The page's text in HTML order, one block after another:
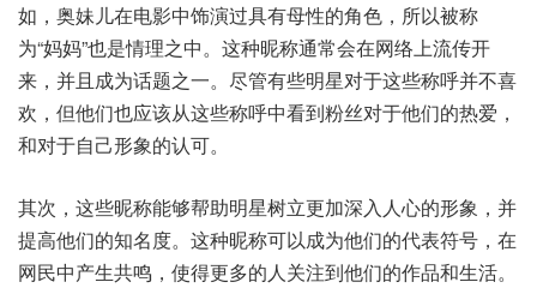
如，奥妹儿在电影中饰演过具有母性的角色，所以被称
为“妈妈”也是情理之中。这种昵称通常会在网络上流传开
来，并且成为话题之一。尽管有些明星对于这些称呼并不喜
欢，但他们也应该从这些称呼中看到粉丝对于他们的热爱，
和对于自己形象的认可。
其次，这些昵称能够帮助明星树立更加深入人心的形象，并
提高他们的知名度。这种昵称可以成为他们的代表符号，在
网民中产生共鸣，使得更多的人关注到他们的作品和生活。